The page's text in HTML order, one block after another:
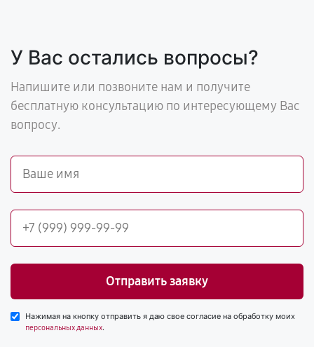
У Вас остались вопросы?
Напишите или позвоните нам и получите
бесплатную консультацию по интересующему Вас
вопросу.
Отправить заявку
Нажимая на кнопку отправить я даю свое согласие на обработку моих
персональных данных.